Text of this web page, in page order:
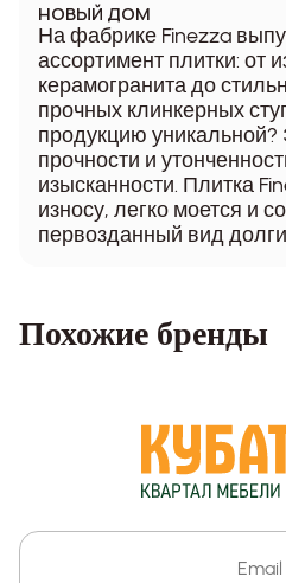
НОВЫЙ ДОМ
На фабрике Finezza
ассортимент плитки: от
керамогранита до
прочных клинкерных
продукцию уникальной?
прочности и
изысканности. Плитка
износу, легко моется и
первозданный вид
Похожие бренды